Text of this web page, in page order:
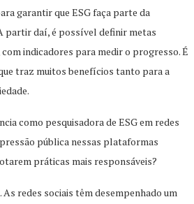
garantir que ESG faça parte da
partir daí, é possível definir metas
indicadores para medir o progresso. É
traz muitos benefícios tanto para a
como pesquisadora de ESG em redes
pública nessas plataformas
práticas mais responsáveis?
As redes sociais têm desempenhado um